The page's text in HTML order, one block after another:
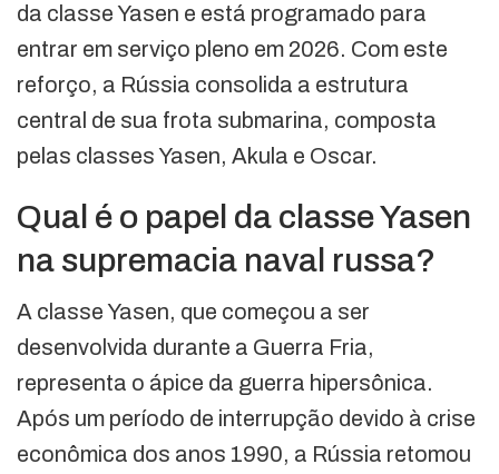
da classe Yasen e está programado para
entrar em serviço pleno em 2026. Com este
reforço, a Rússia consolida a estrutura
central de sua frota submarina, composta
pelas classes Yasen, Akula e Oscar.
Qual é o papel da classe Yasen
na supremacia naval russa?
A classe Yasen, que começou a ser
desenvolvida durante a Guerra Fria,
representa o ápice da guerra hipersônica.
Após um período de interrupção devido à crise
econômica dos anos 1990, a Rússia retomou